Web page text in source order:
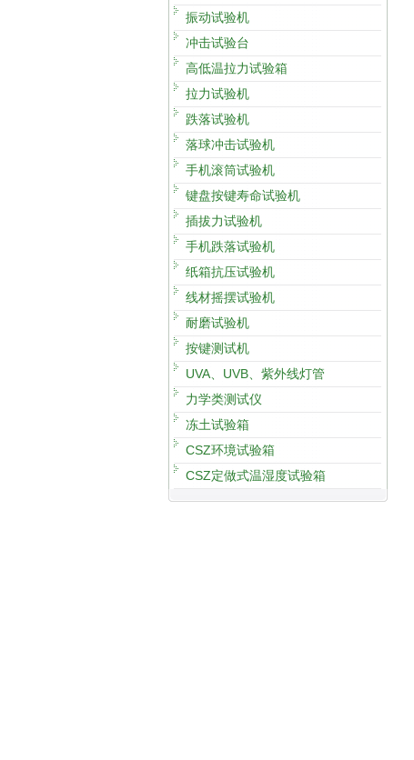
振动试验机
冲击试验台
高低温拉力试验箱
拉力试验机
跌落试验机
落球冲击试验机
手机滚筒试验机
键盘按键寿命试验机
插拔力试验机
手机跌落试验机
纸箱抗压试验机
线材摇摆试验机
耐磨试验机
按键测试机
UVA、UVB、紫外线灯管
力学类测试仪
冻土试验箱
CSZ环境试验箱
CSZ定做式温湿度试验箱